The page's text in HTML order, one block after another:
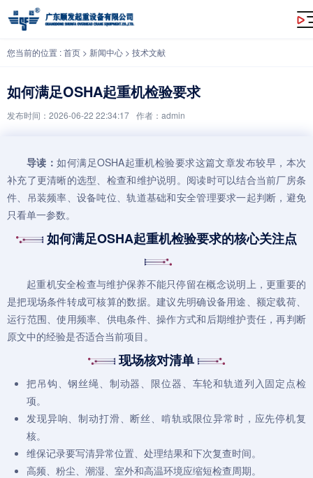
如何满足OSHA起重机检验要求
您当前的位置 :首页 > 新闻中心 > 技术文献
如何满足OSHA起重机检验要求
发布时间：2026-06-22 22:34:17 作者：admin
导读：如何满足OSHA起重机检验要求这篇文章发布较早，本次
补充了更清晰的选型、检查和维护说明。阅读时可以结合当前厂房条
件、吊装频率、设备吨位、轨道基础和安全管理要求一起判断，避免
只看单一参数。
如何满足OSHA起重机检验要求的核心关注点
起重机安全检查与维护保养不能只停留在概念说明上，更重要的
是把现场条件转成可核算的数据。建议先明确设备用途、额定载荷、
运行范围、使用频率、供电条件、操作方式和后期维护责任，再判断
原文中的经验是否适合当前项目。
现场核对清单
把吊钩、钢丝绳、制动器、限位器、车轮和轨道列入固定点检
项。
发现异响、制动打滑、断丝、啃轨或限位异常时，应先停机复
核。
维保记录要写清异常位置、处理结果和下次复查时间。
高频、粉尘、潮湿、室外和高温环境应缩短检查周期。